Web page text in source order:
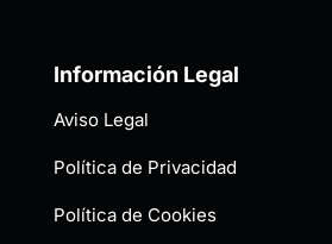
Información Legal
Aviso Legal
Política de Privacidad
Política de Cookies